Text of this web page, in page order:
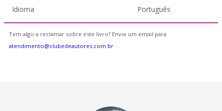
Idioma Português
Tem algo a reclamar sobre este livro? Envie um email para
atendimento@clubedeautores.com.br